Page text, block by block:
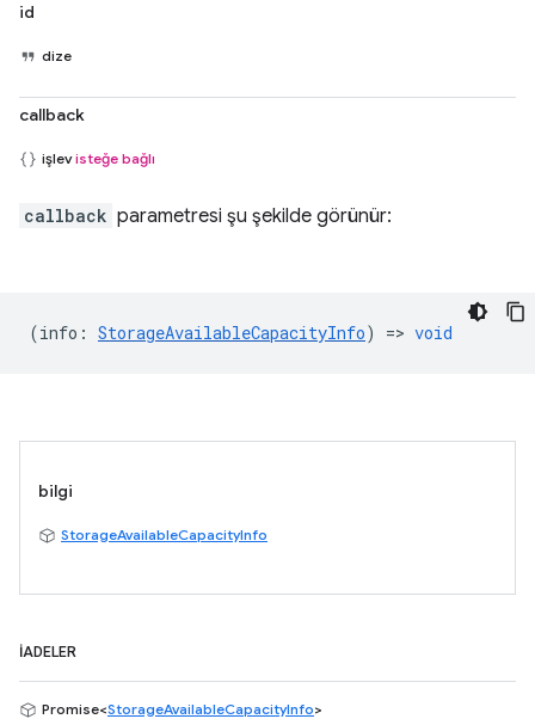
id
dize
callback
işlevisteğe bağlı
callback parametresi şu şekilde görünür:
(info : StorageAvailableCapacityInfo) => void
bilgi
StorageAvailableCapacityInfo
İADELER
Promise<StorageAvailableCapacityInfo>